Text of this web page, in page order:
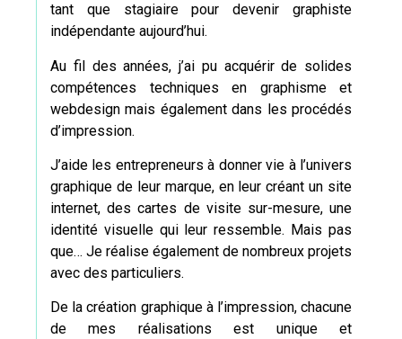
tant que stagiaire pour devenir graphiste
indépendante aujourd’hui.
Au fil des années, j’ai pu acquérir de solides
compétences techniques en graphisme et
webdesign mais également dans les procédés
d’impression.
J’aide les entrepreneurs à donner vie à l’univers
graphique de leur marque, en leur créant un site
internet, des cartes de visite sur-mesure, une
identité visuelle qui leur ressemble. Mais pas
que… Je réalise également de nombreux projets
avec des particuliers.
De la création graphique à l’impression, chacune
de mes réalisations est unique et